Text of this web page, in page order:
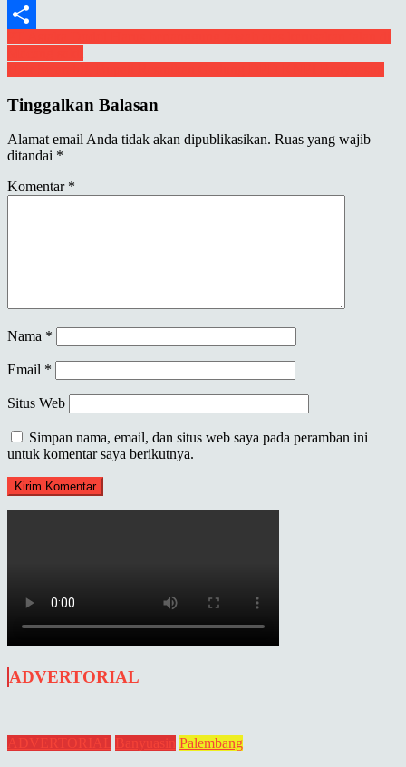
Email
Share
Navigasi
pos
Tinggalkan Balasan
Alamat email Anda tidak akan dipublikasikan. Ruas yang wajib
ditandai *
Komentar *
Nama *
Email *
Situs Web
Simpan nama, email, dan situs web saya pada peramban ini
untuk komentar saya berikutnya.
ADVERTORIAL
ADVERTORIAL Banyuasin Palembang